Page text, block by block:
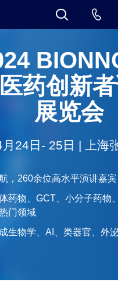
药创新
展览会
24日- 25日 | 上海
，260余位高水平演讲嘉宾
药物、GCT、小分子药物
门领域
生物学、AI、类器官、外